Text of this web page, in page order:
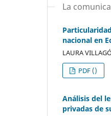
La
nacional en
LAURA
PDF ()
Análisis del
privadas de